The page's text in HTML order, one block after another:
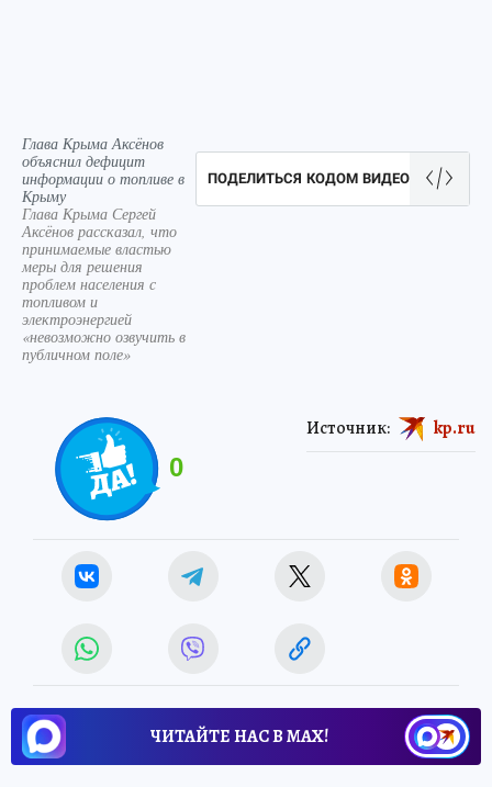
Глава Крыма Аксёнов
объяснил дефицит
информации о топливе в
Крыму
Глава Крыма Сергей
Аксёнов рассказал, что
принимаемые властью
меры для решения
проблем населения с
топливом и
электроэнергией
«невозможно озвучить в
публичном поле»
ПОДЕЛИТЬСЯ КОДОМ ВИДЕО
0
Источник: kp.ru
ЧИТАЙТЕ НАС В МАХ!